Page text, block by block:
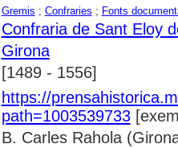
Gremis ; Confraries ; Fonts
Confraria de Sant Eloy
Girona
[1489 - 1556]
https://
path=1003539733
B. Carles Rahola